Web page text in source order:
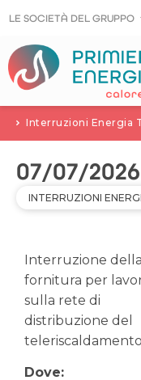
LE SOCIETÀ DEL GRUPPO
LE SOCIETÀ DEL GRUPPO
Interruzioni Energia
07/07/
INTERRUZIONI
Interruzione della
fornitura per
sulla rete di
distribuzione del
teleriscaldamento
Dove: